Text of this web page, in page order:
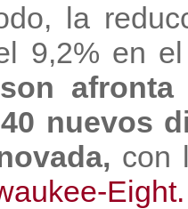
la
9,2% en
40 nuevos
con
Eight.